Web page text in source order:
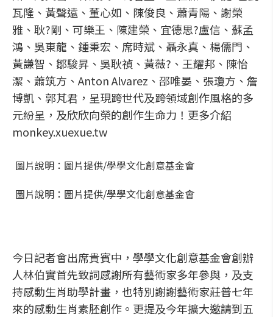
瓦隆、黃聲遠、董心如、陳俊良、蕭青陽、謝榮
雅、耿?剛、可樂王、陳建榮、宜德思?盧信、蘇孟
鴻、吳東龍、鍾秉宏、席時斌、聶永真、楊儒門、
黃謙智、鄒駿昇、吳耿禎、黃薇?、王耀邦、陳怡
潔、蕭筑方、Anton Alvarez、邵唯晏、張瓊方、詹
博凱、郭芃君，呈現跨世代及跨領域創作風格的多
元紛呈，及欣欣向榮的創作生命力！更多介紹
monkey.xuexue.tw
圖片說明：圖片提供/學學文化創意基金會
圖片說明：圖片提供/學學文化創意基金會
今日記者會出席貴賓中，學學文化創意基金會創辦
人林伯實首先致詞感謝所有藝術家多年參與，及支
持感動生肖助學計畫，也特別謝謝藝術家莊普七年
來的感動生肖素胚創作。更提及今年擴大邀請到五